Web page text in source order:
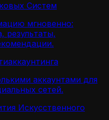
Систем
мгновенно:
результаты,
аккаунтами для
сетей.
Искусственного